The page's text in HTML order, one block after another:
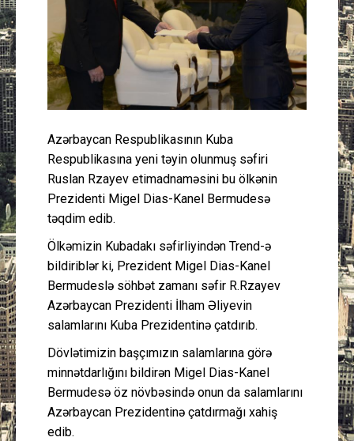
İdman
Layihə
Gündəm
Peşə etikası
Azərbaycan Respublikasının Kuba
Respublikasına yeni təyin olunmuş səfiri
Ruslan Rzayev etimadnaməsini bu ölkənin
Prezidenti Migel Dias-Kanel Bermudesə
təqdim edib.
Ölkəmizin Kubadakı səfirliyindən Trend-ə
bildiriblər ki, Prezident Migel Dias-Kanel
Bermudeslə söhbət zamanı səfir R.Rzayev
Azərbaycan Prezidenti İlham Əliyevin
salamlarını Kuba Prezidentinə çatdırıb.
Dövlətimizin başçımızın salamlarına görə
minnətdarlığını bildirən Migel Dias-Kanel
Bermudesə öz növbəsində onun da salamlarını
Azərbaycan Prezidentinə çatdırmağı xahiş
edib.